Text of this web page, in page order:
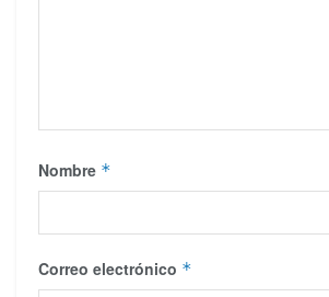
Nombre *
Correo electrónico *